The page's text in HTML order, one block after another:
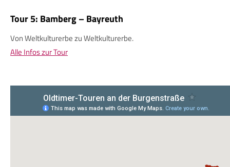
Tour 5: Bamberg – Bayreuth
Von Weltkulturerbe zu Weltkulturerbe.
Alle Infos zur Tour